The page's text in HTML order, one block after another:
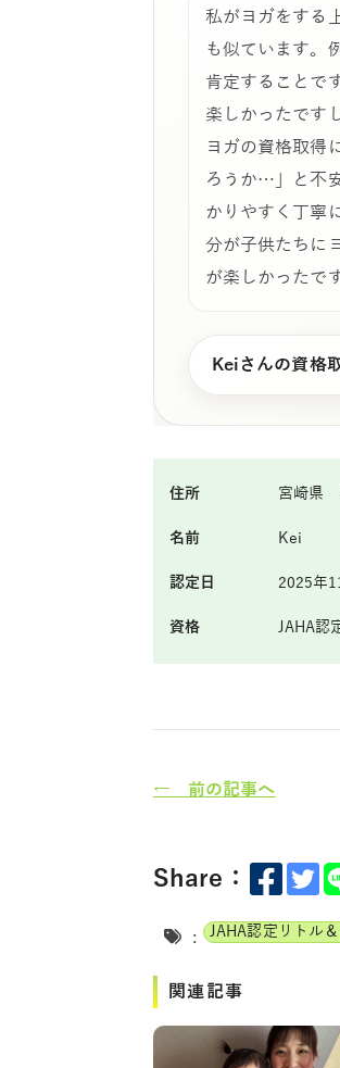
私がヨガをする
も似ています。
肯定することで
楽しかったです
ヨガの資格取得
ろうか…」と不
かりやすく丁寧
分が子供たちに
が楽しかったで
Keiさんの資格
住所 宮崎県
名前 Kei
認定日 2025年
資格 JAHA認
← 前の記事へ
Share：
:
関連記事